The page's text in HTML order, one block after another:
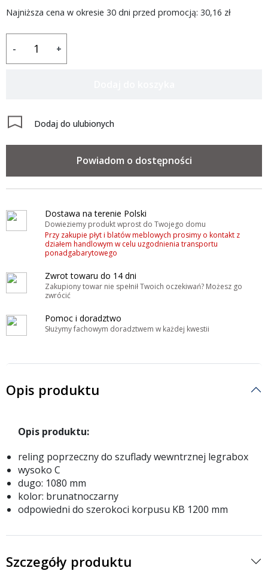
Najniższa cena w okresie 30 dni przed promocją: 30,16 zł
- +
Dodaj do ulubionych
Powiadom o dostępności
Dostawa na terenie Polski
Dowieziemy produkt wprost do Twojego domu
Przy zakupie płyt i blatów meblowych prosimy o kontakt z
działem handlowym w celu uzgodnienia transportu
ponadgabarytowego
Zwrot towaru do 14 dni
Zakupiony towar nie spełnił Twoich oczekiwań? Możesz go
zwrócić
Pomoc i doradztwo
Służymy fachowym doradztwem w każdej kwestii
Opis produktu
Opis produktu:
reling poprzeczny do szuflady wewntrznej legrabox
wysoko C
dugo: 1080 mm
kolor: brunatnoczarny
odpowiedni do szerokoci korpusu KB 1200 mm
Szczegóły produktu